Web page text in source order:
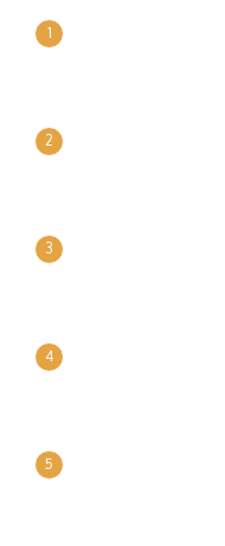
1
2
3
4
5